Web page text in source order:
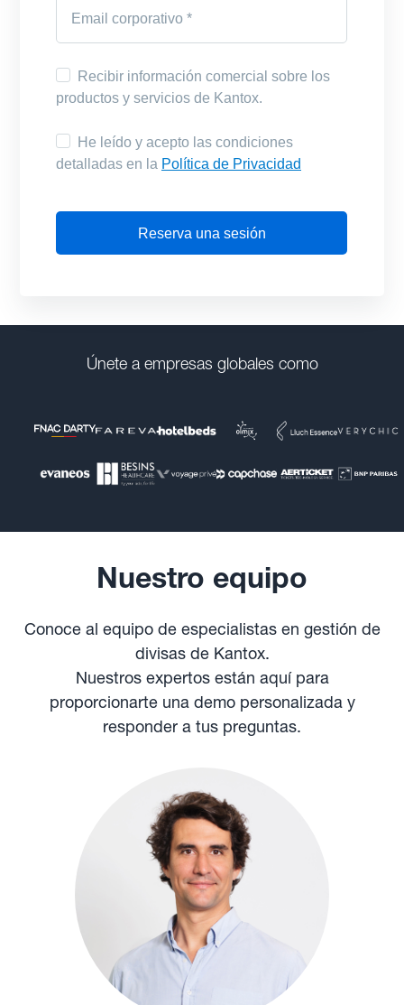
Únete a empresas globales como
Nuestro equipo
Conoce al equipo de especialistas en gestión de
divisas de Kantox.
Nuestros expertos están aquí para
proporcionarte una demo personalizada y
responder a tus preguntas.